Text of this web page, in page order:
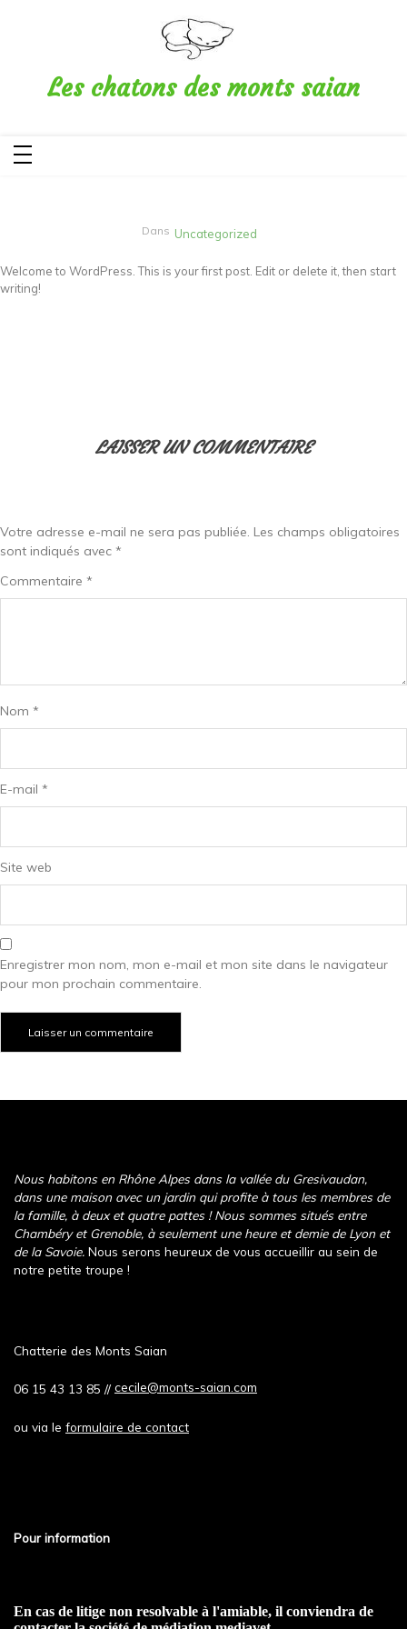
Les chatons des monts saian
Dans Uncategorized
Welcome to WordPress. This is your first post. Edit or delete it, then start
writing!
LAISSER UN COMMENTAIRE
Votre adresse e-mail ne sera pas publiée. Les champs obligatoires
sont indiqués avec *
Commentaire *
Nom *
E-mail *
Site web
Enregistrer mon nom, mon e-mail et mon site dans le navigateur
pour mon prochain commentaire.
Nous habitons en Rhône Alpes dans la vallée du Gresivaudan,
dans une maison avec un jardin qui profite à tous les membres de
la famille, à deux et quatre pattes ! Nous sommes situés entre
Chambéry et Grenoble, à seulement une heure et demie de Lyon et
de la Savoie. Nous serons heureux de vous accueillir au sein de
notre petite troupe !
Chatterie des Monts Saian
06 15 43 13 85 // cecile@monts-saian.com
ou via le formulaire de contact
Pour information
En cas de litige non resolvable à l'amiable, il conviendra de